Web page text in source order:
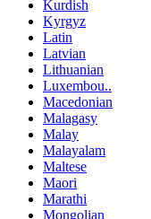
Kurdish
Kyrgyz
Latin
Latvian
Lithuanian
Luxembou..
Macedonian
Malagasy
Malay
Malayalam
Maltese
Maori
Marathi
Mongolian